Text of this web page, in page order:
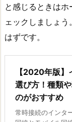
と感じるときは
ェックしましょ
はずです。
【2020年版
選び方！種類
のがおすすめ
常時接続のインタ